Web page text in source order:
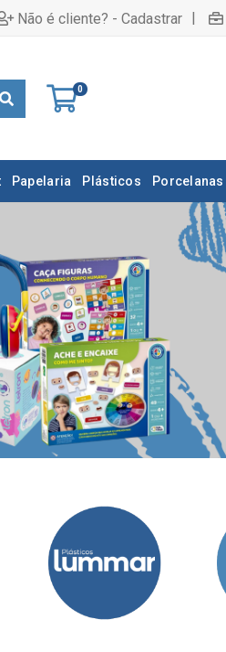
Não é cliente? - Cadastrar |
0
Papelaria Plásticos Porcelanas